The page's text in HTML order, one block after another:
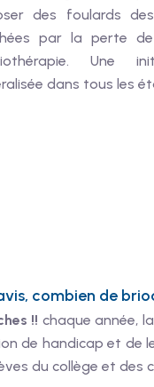
des foulards
par la perte
Une
dans tous les
combien de
!! chaque année,
de handicap et de
du collège et des